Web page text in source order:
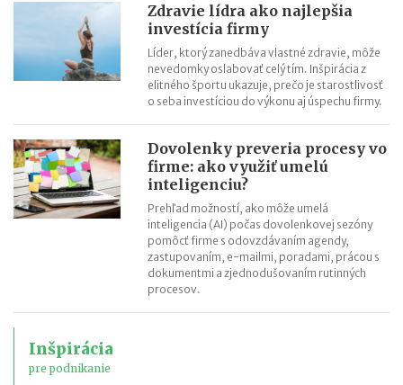
Zdravie lídra ako najlepšia
investícia firmy
Líder, ktorý zanedbáva vlastné zdravie, môže
nevedomky oslabovať celý tím. Inšpirácia z
elitného športu ukazuje, prečo je starostlivosť
o seba investíciou do výkonu aj úspechu firmy.
Dovolenky preveria procesy vo
firme: ako využiť umelú
inteligenciu?
Prehľad možností, ako môže umelá
inteligencia (AI) počas dovolenkovej sezóny
pomôcť firme s odovzdávaním agendy,
zastupovaním, e-mailmi, poradami, prácou s
dokumentmi a zjednodušovaním rutinných
procesov.
Inšpirácia
pre podnikanie